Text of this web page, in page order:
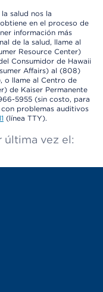
salud nos la
en el proceso de
información más
de la salud, llame al
Resource Center)
Consumidor de Hawaii
Affairs) al (808)
o llame al Centro de
de Kaiser Permanente
5955 (sin costo, para
con problemas auditivos
(línea TTY).
última vez el: